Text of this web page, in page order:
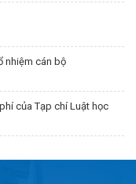
nhiệm cán bộ
của Tạp chí Luật học